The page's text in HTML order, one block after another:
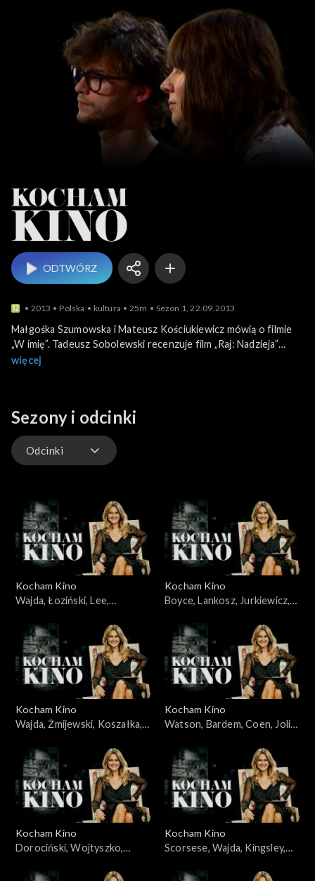
ODTWÓRZ
2013 Polska kultura 25m Sezon 1, 22.09.2013
Małgośka Szumowska i Mateusz Kościukiewicz mówią o filmie
„W imię”. Tadeusz Sobolewski recenzuje film „Raj: Nadzieja”
Ulricha Seidla. Jerzy Antczak opowiada o swojej
więcej
Sezony i odcinki
Odcinki
Kocham Kino
Wajda, Łoziński, Lee,
Kocham Kino
Boyce, Lankosz, Jurkiewicz,
03.06.2008
Kocham Kino
Wajda, Żmijewski, Koszałka,
Kocham Kino
Watson, Bardem, Coen, Jolie,
Kocham Kino
Dorociński, Wojtyszko,
Kocham Kino
Scorsese, Wajda, Kingsley,